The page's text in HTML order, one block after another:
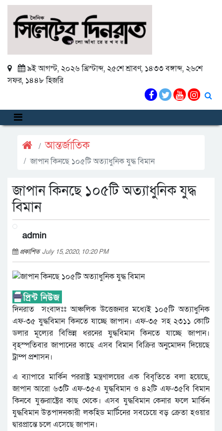
৯ই আগস্ট, ২০২৬ খ্রিস্টাব্দ, ২৫শে শ্রাবণ, ১৪৩৩ বঙ্গাব্দ, ২৬শে
সফর, ১৪৪৮ হিজরি
আন্তর্জাতিক
জাপান কিনছে ১০৫টি অত্যাধুনিক যুদ্ধ বিমান
জাপান কিনছে ১০৫টি অত্যাধুনিক যুদ্ধ
বিমান
admin
প্রকাশিতJuly 15, 2020, 10:20 PM
দিনরাত সংবাদঃঃ আঞ্চলিক উত্তেজনার মধ্যেই ১০৫টি অত্যাধুনিক
এফ-৩৫ যুদ্ধবিমান কিনতে যাচ্ছে জাপান। এফ-৩৫ সহ ২৩১১ কোটি
ডলার মূল্যের বিভিন্ন ধরনের যুদ্ধবিমান কিনতে যাচ্ছে জাপান।
বৃহস্পতিবার জাপানের কাছে এসব বিমান বিক্রির অনুমোদন দিয়েছে
ট্রাম্প প্রশাসন।
এ ব্যাপারে মার্কিন পররাষ্ট্র মন্ত্রণালয়ের এক বিবৃতিতে বলা হয়েছে,
জাপান আরো ৬৩টি এফ-৩৫এ যুদ্ধবিমান ও ৪২টি এফ-৩৫বি বিমান
কিনবে যুক্তরাষ্ট্রের কাছ থেকে। এসব যুদ্ধবিমান কেনার ফলে মার্কিন
যুদ্ধবিমান উত্পাদনকারী লকহিড মার্টিনের সবচেয়ে বড় ক্রেতা হওয়ার
দ্বারপ্রান্তে চলে এসেছে জাপান।